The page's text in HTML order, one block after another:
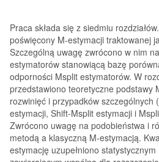
Praca składa się z siedmiu
poświęcony M-estymacji traktowanej
Szczególną uwagę zwrócono w nim
estymatorów stanowiącą bazę
odporności Msplit estymatorów. W
przedstawiono teoretyczne podstawy
rozwinięć i przypadków szczególnych
estymacji, Shift-Msplit estymacji i
Zwrócono uwagę na podobieństwa i
metodą a klasyczną M-estymacją.
estymację uzupełniono